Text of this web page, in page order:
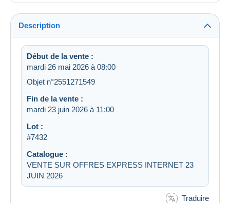
Description
Début de la vente :
mardi 26 mai 2026 à 08:00
Objet n°2551271549
Fin de la vente :
mardi 23 juin 2026 à 11:00
Lot :
#7432
Catalogue :
VENTE SUR OFFRES EXPRESS INTERNET 23
JUIN 2026
Traduire